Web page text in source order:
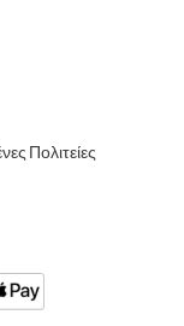
Πολιτείες